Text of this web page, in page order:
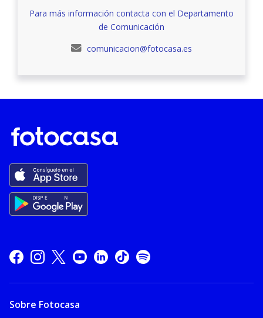
Para más información contacta con el Departamento
de Comunicación
comunicacion@fotocasa.es
Sobre Fotocasa